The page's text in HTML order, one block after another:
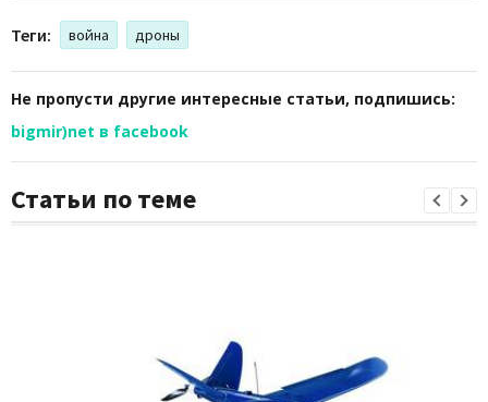
Теги: война дроны
Не пропусти другие интересные статьи, подпишись:
bigmir)net в facebook
Статьи по теме